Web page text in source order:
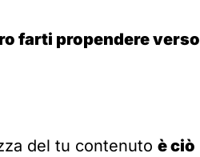
farti propendere verso
del tu contenuto è ciò